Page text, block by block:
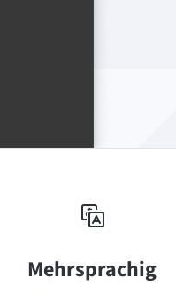
Mehrsprachig